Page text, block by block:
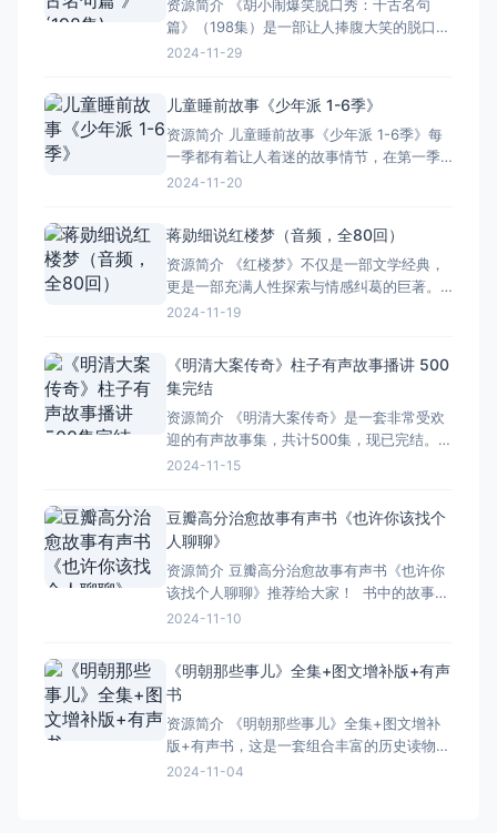
资源简介 《胡小闹爆笑脱口秀：千古名句
篇》（198集）是一部让人捧腹大笑的脱口秀
节目。这部节目以千古名句为素材，通过幽
目不仅有趣，还具有很高的教育意义。通过
观看这部节目，观众可以在轻松愉快的氛围
中学习到许多古代文学
2024-11-29
儿童睡前故事《少年派 1-6季》
资源简介 儿童睡前故事《少年派 1-6季》每
一季都有着让人着迷的故事情节，在第一季
里，少年派开启了充满奇幻色彩的冒险之
伴，们一起在困难面前相互扶持，真的是很
感人。 到了第三季，剧情更加跌宕起伏，派
面临着前所未
2024-11-20
蒋勋细说红楼梦（音频，全80回）
资源简介 《红楼梦》不仅是一部文学经典，
更是一部充满人性探索与情感纠葛的巨著。
蒋勋的解读，以其独特的视角和深邃的情
在讲解《红楼梦》时，注重从美的角度和情
感出发，深入挖掘文本中的微感觉。他的解
读不仅忠于原著，而且能够
2024-11-19
《明清大案传奇》柱子有声故事播讲 500
集完结
资源简介 《明清大案传奇》是一套非常受欢
迎的有声故事集，共计500集，现已完结。
这套故事集以明清时期为背景，精心挑选了
人情冷暖现得淋漓尽致。 每一个案件都充满
了悬念和惊，让听众在享受故事的同时，也
能感受到历史
2024-11-15
豆瓣高分治愈故事有声书《也许你该找个
人聊聊》
资源简介 豆瓣高分治愈故事有声书《也许你
该找个人聊聊》推荐给大家！ 书中的故事特
别真实，讲述了一个通人面对生活的种种困
是发生在自己身边的事儿。 而且啊，这本书
不仅仅关注个人的成长，还涉及到人际关
系、情感婚等多个
2024-11-10
《明朝那些事儿》全集+图文增补版+有声
书 ​ ​​​
资源简介 《明朝那些事儿》全集+图文增补
版+有声书，这是一套组合丰富的历史读物，
它不仅包含了原书的精彩内容，还增加了图
2024-11-04